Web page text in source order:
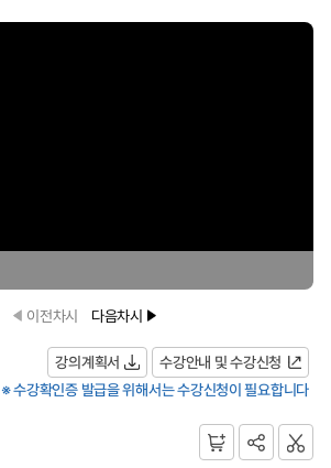
이전차시 다음차시
강의계획서
수강안내 및 수강신청
※ 수강확인증 발급을 위해서는 수강신청이 필요합니다